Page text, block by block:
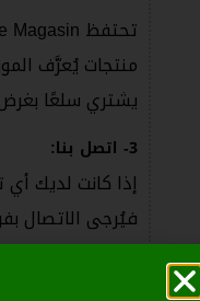
منتجات يُعرَّف
يشتري سلعًا
3- اتصل بنا:
إذا كانت لديك
فيُرجى الاتصال
0808500411